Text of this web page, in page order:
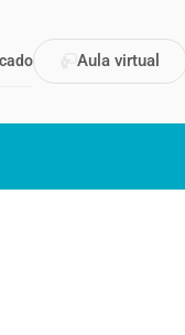
Aula virtual